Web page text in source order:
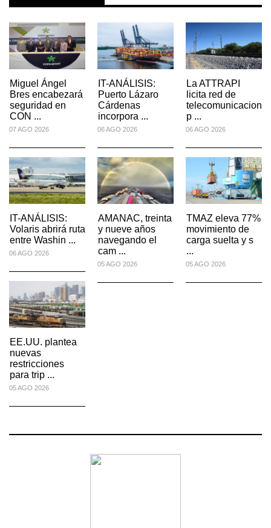
Miguel Ángel
Bres encabezará
seguridad en
CON ...
07 AGO 2026
IT-ANÁLISIS:
Volaris abrirá ruta
entre Washin ...
06 AGO 2026
EE.UU. plantea
nuevas
restricciones
para trip ...
05 AGO 2026
IT-ANÁLISIS:
Puerto Lázaro
Cárdenas
incorpora ...
06 AGO 2026
AMANAC, treinta
y nueve años
navegando el
cam ...
05 AGO 2026
La ATTRAPI
licita red de
p ...
06 AGO 2026
TMAZ eleva 77%
movimiento de
carga suelta y s
...
05 AGO 2026